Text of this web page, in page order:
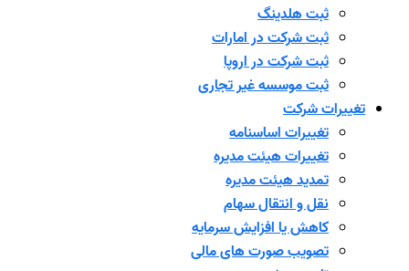
ثبت هلدینگ
ثبت شرکت در امارات
ثبت شرکت در اروپا
ثبت موسسه غیر تجاری
تغییرات شرکت
تغییرات اساسنامه
تغییرات هیئت مدیره
تمدید هیئت مدیره
نقل و انتقال سهام
کاهش یا افزایش سرمایه
تصویب صورت های مالی